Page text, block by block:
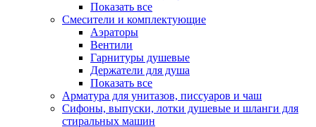
Показать все
Смесители и комплектующие
Аэраторы
Вентили
Гарнитуры душевые
Держатели для душа
Показать все
Арматура для унитазов, писсуаров и чаш
Сифоны, выпуски, лотки душевые и шланги для
стиральных машин